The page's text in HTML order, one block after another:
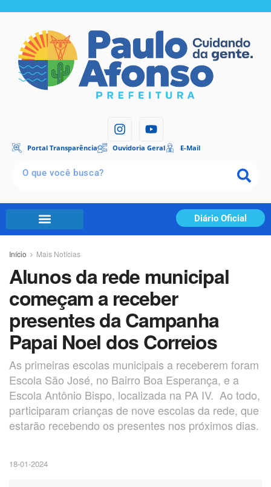
Portal Transparência Ouvidoria Geral E-Mail
Diário Oficial
Início Mais Notícias
Alunos da rede municipal
começam a receber
presentes da Campanha
Papai Noel dos Correios
As primeiras escolas municipais a receberem foram
Escola São José, no Bairro Boa Esperança, e a
Escola Antônio Bispo, localizada na PA IV. Ao todo,
participaram crianças de nove escolas da rede, que
estarão recebendo os presentes nos próximos dias.
18-01-2024